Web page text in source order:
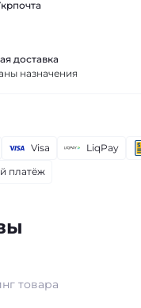
доставка
назначения
Visa LiqPay
платёж
товара